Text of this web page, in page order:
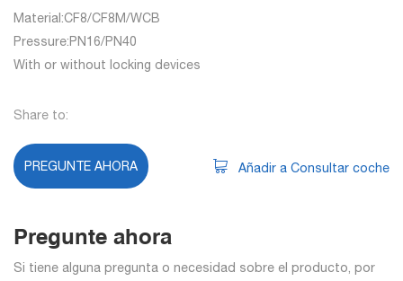
Material:CF8/CF8M/WCB
Pressure:PN16/PN40
With or without locking devices
Share to:
PREGUNTE AHORA Añadir a Consultar coche
Pregunte ahora
Si tiene alguna pregunta o necesidad sobre el producto, por